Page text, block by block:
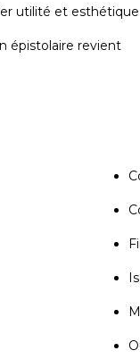
utilité et esthétique
épistolaire revient